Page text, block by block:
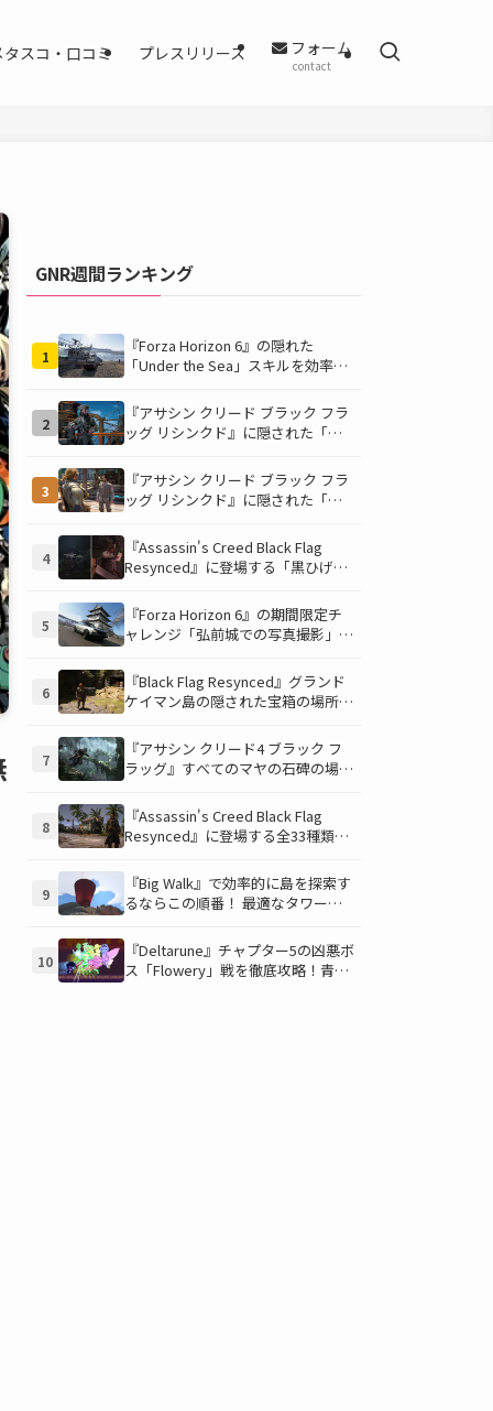
タスコ・口コミ プレスリリース フォーム
contact
GNR週間ランキング
1
『Forza Horizon 6』の隠れた
「Under the Sea」スキルを効率的
の鍵は伊東の海藻養殖場にあり！
2
『アサシン クリード ブラック フラ
ッグ リシンクド』に隠された「黒
底洞窟の危険を乗り越え、伝説の報
酬を手に入れよう
3
『アサシン クリード ブラック フラ
ッグ リシンクド』に隠された「修
説！伝説のアイテムや新衣装を手に
入れるための「地図の断片」入手方
法と修復のコツを紹介！
4
『Assassin's Creed Black Flag
Resynced』に登場する「黒ひげの
説！隠された財宝を見つけよう！
5
『Forza Horizon 6』の期間限定チ
ャレンジ「弘前城での写真撮影」攻
で日本の名城を駆け巡り、特別な報
酬を手に入れよう！
6
『Black Flag Resynced』グランド
ケイマン島の隠された宝箱の場所を
ト」でしか到達できないお宝も明ら
かに
7
『アサシン クリード4 ブラック フ
ラッグ』すべてのマヤの石碑の場所
ヤの衣装を入手して海賊ライフを有
利に進めよう！
8
『Assassin's Creed Black Flag
Resynced』に登場する全33種類の
イルを自由にカスタマイズ！
9
『Big Walk』で効率的に島を探索す
るならこの順番！ 最適なタワー攻
について解説
10
『Deltarune』チャプター5の凶悪ボ
ス「Flowery」戦を徹底攻略！青い